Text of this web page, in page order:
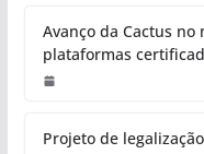
Avanço da Cactus
plataformas
Projeto de